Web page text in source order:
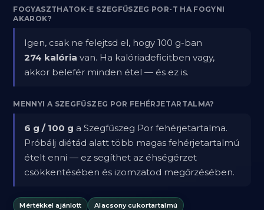
FOGYASZTHATOK-E SZEGFŰSZEG POR-T HA FOGYNI
AKAROK?
Igen, csak ne felejtsd el, hogy 100 g-ban
274 kalória van. Ha kalóriadeficitben vagy,
akkor belefér minden étel — és ez is.
MENNYI A SZEGFŰSZEG POR FEHÉRJETARTALMA?
6 g / 100 g a Szegfűszeg Por fehérjetartalma.
Próbálj diétád alatt több magas fehérjetartalmú
ételt enni — ez segíthet az éhségérzet
csökkentésében és izomzatod megőrzésében.
Mértékkel ajánlott
Alacsony cukortartalmú